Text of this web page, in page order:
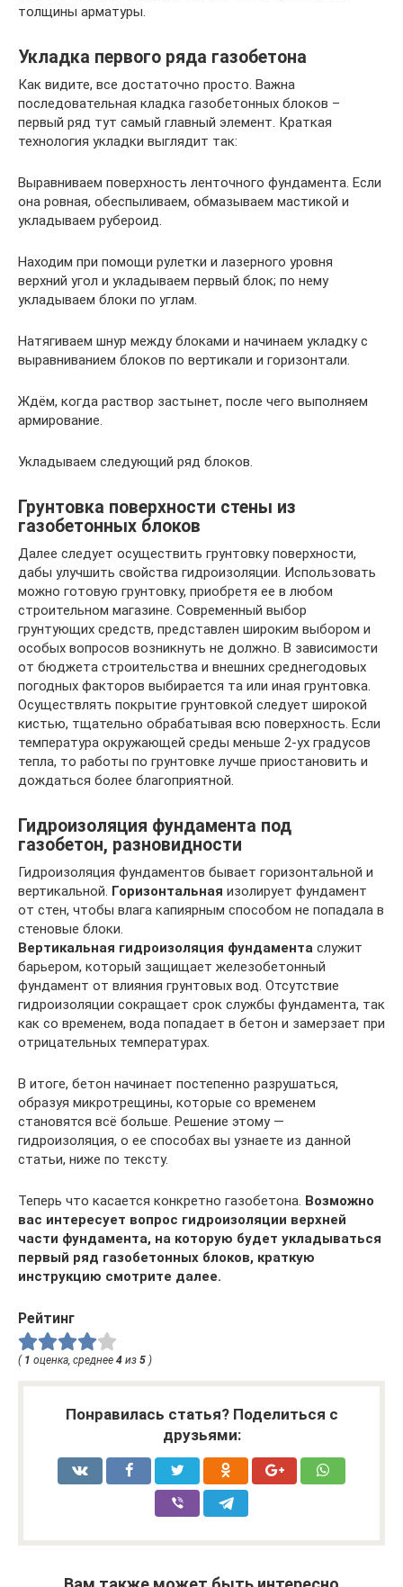
толщины арматуры.
Укладка первого ряда газобетона
Как видите, все достаточно просто. Важна
последовательная кладка газобетонных блоков –
первый ряд тут самый главный элемент. Краткая
технология укладки выглядит так:
Выравниваем поверхность ленточного фундамента. Если
она ровная, обеспыливаем, обмазываем мастикой и
укладываем рубероид.
Находим при помощи рулетки и лазерного уровня
верхний угол и укладываем первый блок; по нему
укладываем блоки по углам.
Натягиваем шнур между блоками и начинаем укладку с
выравниванием блоков по вертикали и горизонтали.
Ждём, когда раствор застынет, после чего выполняем
армирование.
Укладываем следующий ряд блоков.
Грунтовка поверхности стены из
газобетонных блоков
Далее следует осуществить грунтовку поверхности,
дабы улучшить свойства гидроизоляции. Использовать
можно готовую грунтовку, приобретя ее в любом
строительном магазине. Современный выбор
грунтующих средств, представлен широким выбором и
особых вопросов возникнуть не должно. В зависимости
от бюджета строительства и внешних среднегодовых
погодных факторов выбирается та или иная грунтовка.
Осуществлять покрытие грунтовкой следует широкой
кистью, тщательно обрабатывая всю поверхность. Если
температура окружающей среды меньше 2-ух градусов
тепла, то работы по грунтовке лучше приостановить и
дождаться более благоприятной.
Гидроизоляция фундамента под
газобетон, разновидности
Гидроизоляция фундаментов бывает горизонтальной и
вертикальной. Горизонтальная изолирует фундамент
от стен, чтобы влага капиярным способом не попадала в
стеновые блоки.
Вертикальная гидроизоляция фундамента служит
барьером, который защищает железобетонный
фундамент от влияния грунтовых вод. Отсутствие
гидроизоляции сокращает срок службы фундамента, так
как со временем, вода попадает в бетон и замерзает при
отрицательных температурах.
В итоге, бетон начинает постепенно разрушаться,
образуя микротрещины, которые со временем
становятся всё больше. Решение этому —
гидроизоляция, о ее способах вы узнаете из данной
статьи, ниже по тексту.
Теперь что касается конкретно газобетона. Возможно
вас интересует вопрос гидроизоляции верхней
части фундамента, на которую будет укладываться
первый ряд газобетонных блоков, краткую
инструкцию смотрите далее.
Рейтинг
( 1 оценка, среднее 4 из 5 )
Понравилась статья? Поделиться с
друзьями: